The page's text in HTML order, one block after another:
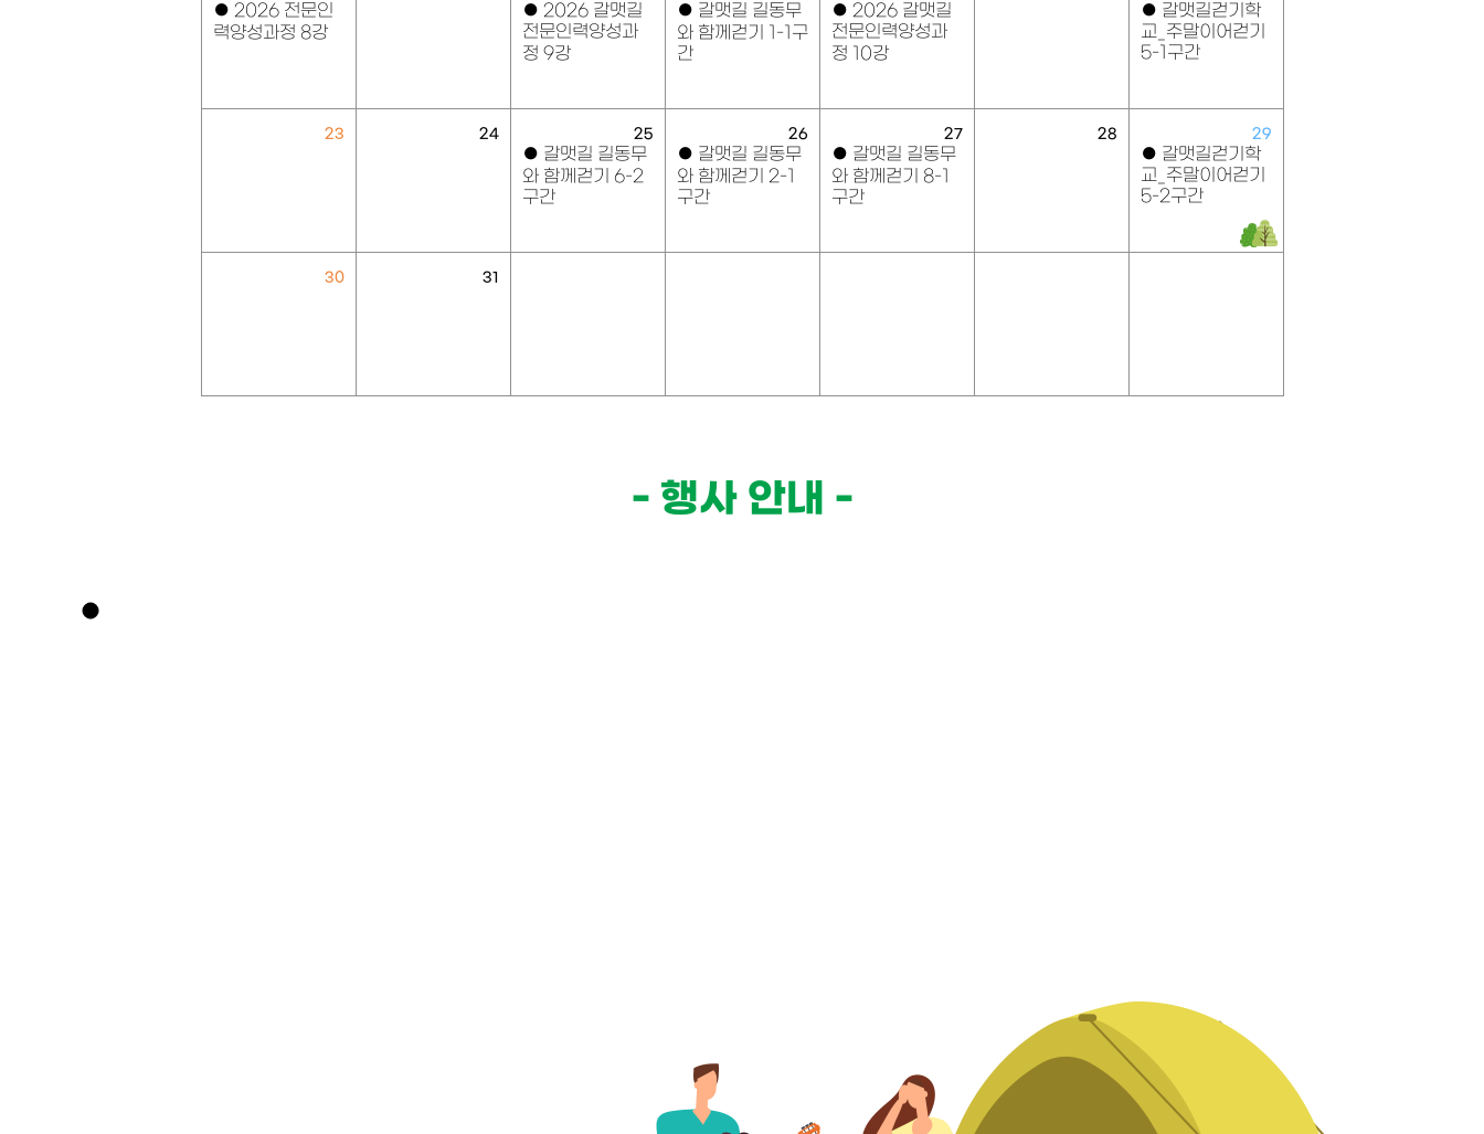
● 2026 전문인
력양성과정 8강
● 2026 갈맷길
전문인력양성과
정 9강
● 갈맷길 길동무
와 함께걷기 1-1구
간
● 2026 갈맷길
전문인력양성과
정 10강
● 갈맷길걷기학
교_주말이어걷기
5-1구간
23 24 25
● 갈맷길 길동무
와 함께걷기 6-2
구간
26
● 갈맷길 길동무
와 함께걷기 2-1
구간
27
● 갈맷길 길동무
와 함께걷기 8-1
구간
28 29
● 갈맷길걷기학
교_주말이어걷기
5-2구간
30 31
- 행사 안내 -
●